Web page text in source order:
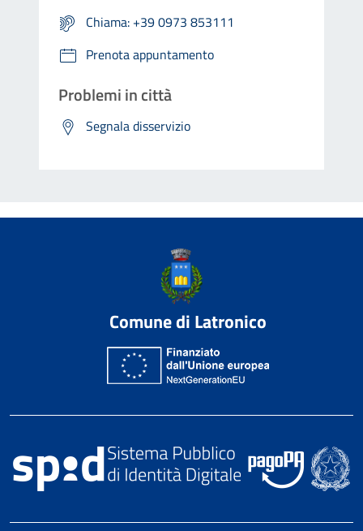
Chiama: +39 0973 853111
Prenota appuntamento
Problemi in città
Segnala disservizio
Comune di Latronico